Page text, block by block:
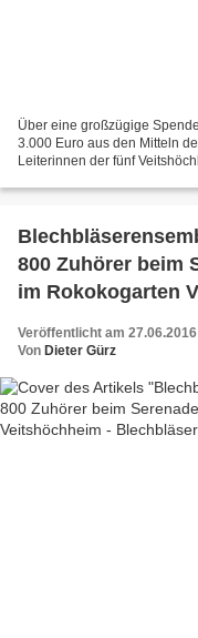
Über eine großzügige
3.000 Euro aus den Mitteln
Leiterinnen der fünf
800 Zuhörer beim
im Rokokogarten
Veröffentlicht am
Von Dieter Gürz